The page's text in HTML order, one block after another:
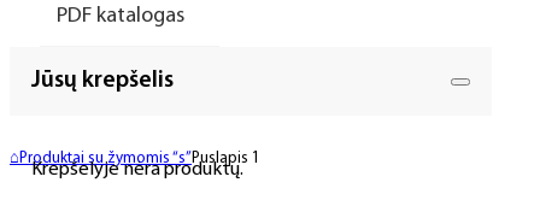
PDF katalogas
Jūsų krepšelis
Krepšelyje nėra produktų.
⌂ Produktai su žymomis “s” Puslapis 1